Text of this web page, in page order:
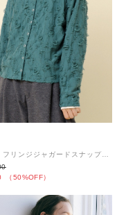
（50%OFF）